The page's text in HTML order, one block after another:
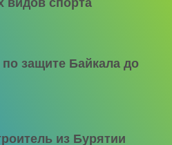
видов спорта
защите Байкала до
из Бурятии